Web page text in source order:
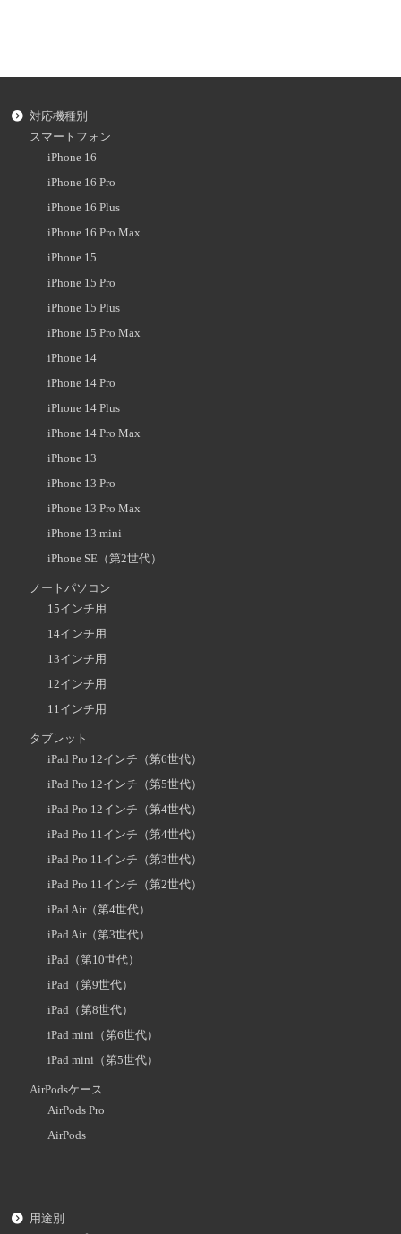
対応機種別
スマートフォン
iPhone 16
iPhone 16 Pro
iPhone 16 Plus
iPhone 16 Pro Max
iPhone 15
iPhone 15 Pro
iPhone 15 Plus
iPhone 15 Pro Max
iPhone 14
iPhone 14 Pro
iPhone 14 Plus
iPhone 14 Pro Max
iPhone 13
iPhone 13 Pro
iPhone 13 Pro Max
iPhone 13 mini
iPhone SE（第2世代）
ノートパソコン
15インチ用
14インチ用
13インチ用
12インチ用
11インチ用
タブレット
iPad Pro 12インチ（第6世代）
iPad Pro 12インチ（第5世代）
iPad Pro 12インチ（第4世代）
iPad Pro 11インチ（第4世代）
iPad Pro 11インチ（第3世代）
iPad Pro 11インチ（第2世代）
iPad Air（第4世代）
iPad Air（第3世代）
iPad（第10世代）
iPad（第9世代）
iPad（第8世代）
iPad mini（第6世代）
iPad mini（第5世代）
AirPodsケース
AirPods Pro
AirPods
用途別